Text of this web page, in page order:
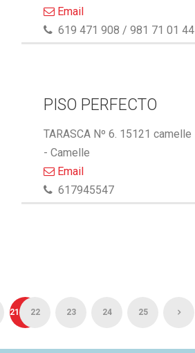
Email
619 471 908 / 981 71 01 44
PISO PERFECTO
TARASCA Nº 6. 15121 camelle
- Camelle
Email
617945547
21 22 23 24 25